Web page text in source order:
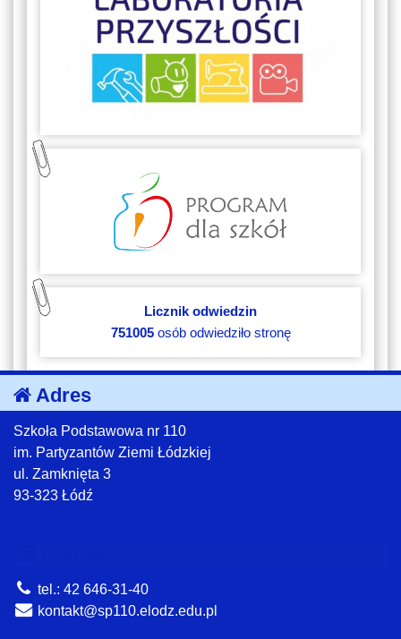
Licznik odwiedzin
751005osób odwiedziło stronę
Adres
Szkoła Podstawowa nr 110
im. Partyzantów Ziemi Łódzkiej
ul. Zamknięta 3
93-323 Łódź
tel.: 42 646-31-40
kontakt@sp110.elodz.edu.pl